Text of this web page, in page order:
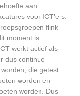
aan
voor ICT’ers.
flink
moment is
werkt actief als
dus continue
die getest
worden en
worden. Dus